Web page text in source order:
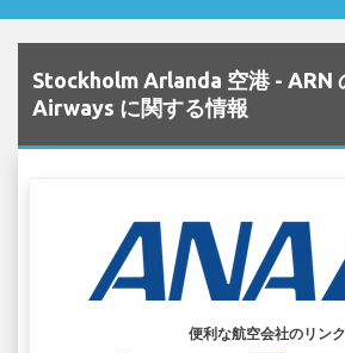
Stockholm Arlanda 空港 - ARN
Airways に関する情報
便利な航空会社のリンク